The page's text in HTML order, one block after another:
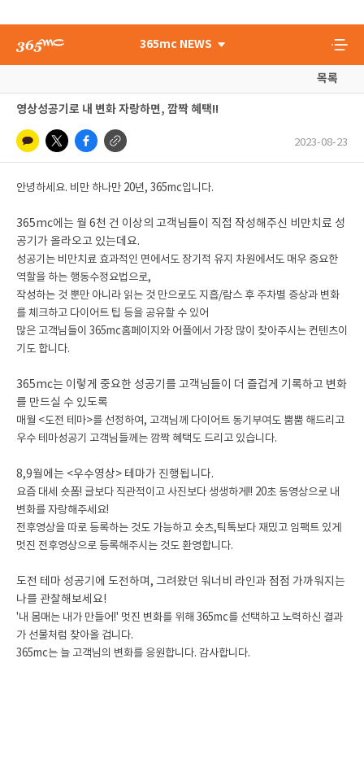
365mc NEWS
목록
영상성공기로 내 변화 자랑하면, 깜짝 혜택!!
2023-08-23
안녕하세요. 비만 하나만 20년, 365mc입니다.
365mc에는 월 6천 건 이상의 고객님들이 직접 작성해주신 비만치료 성
공기가 올라오고 있는데요.
성공기는 비만치료 효과적인 면에서도 장기적 유지 차원에서도 매우 중요한
역할을 하는 행동수정요법으로,
작성하는 것 뿐만 아니라 읽는 것 만으로도 지흡/람스 후 주차별 증상과 변화
를 체크하고 다이어트 팁 등을 공유할 수 있어
많은 고객님들이 365mc홈페이지와 어플에서 가장 많이 찾아주시는 컨텐츠이
기도 합니다.
365mc는 이렇게 중요한 성공기를 고객님들이 더 즐겁게 기록하고 변화
를 만드실 수 있도록
매월 <도전 테마>를 선정하여, 고객님께 다이어트 동기부여도 뿜뿜 해드리고
우수 테마성공기 고객님들께는 깜짝 혜택도 드리고 있습니다.
8,9월에는 <우수영상> 테마가 진행됩니다.
요즘 대세 숏폼! 글보다 직관적이고 사진보다 생생하게!! 20초 동영상으로 내
변화를 자랑해주세요!
전후영상을 따로 등록하는 것도 가능하고 숏츠,틱톡보다 재밌고 임팩트 있게
멋진 전후영상으로 등록해주시는 것도 환영합니다.
도전 테마 성공기에 도전하며, 그려왔던 워너비 라인과 점점 가까워지는
나를 관찰해보세요!
'내 몸매는 내가 만들어!' 멋진 변화를 위해 365mc를 선택하고 노력하신 결과
가 선물처럼 찾아올 겁니다.
365mc는 늘 고객님의 변화를 응원합니다. 감사합니다.